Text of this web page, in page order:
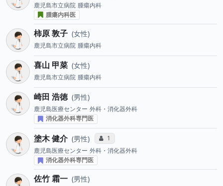
鹿児島市立病院 腫瘍内科
腫瘍内科医
柿原 敦子 女性
鹿児島市立病院 腫瘍内科
喜山 甲菜 女性
鹿児島市立病院 腫瘍内科
崎田 浩徳 男性
鹿児島医療センター 外科・消化器外科
消化器外科専門医
塗木 健介 男性 コミュニケーション・タイプ投票数
1
鹿児島医療センター 外科・消化器外科
消化器外科専門医
佐竹 霜一 男性